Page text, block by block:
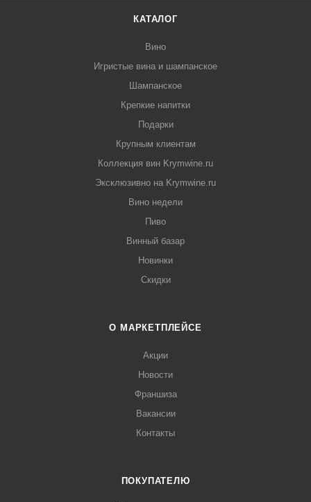
КАТАЛОГ
Вино
Игристые вина и шампанское
Шампанское
Крепкие напитки
Подарки
Крупным клиентам
Коллекция вин Krymwine.ru
Эксклюзивно на Krymwine.ru
Вино недели
Пиво
Винный базар
Новинки
Скидки
О МАРКЕТПЛЕЙСЕ
Акции
Новости
Франшиза
Вакансии
Контакты
ПОКУПАТЕЛЮ